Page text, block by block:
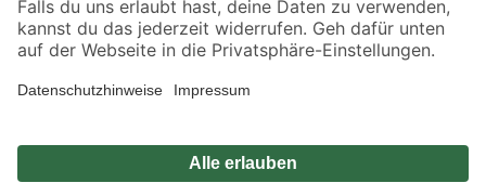
Alle Preisangaben in EUR inkl. gesetzl. MwSt.. Die dargestellten Angebote sind unter
Umständen nicht in allen Märkten verfügbar. Die angegebenen Verfügbarkeiten beziehen
Produkte nur solange der Vorrat reicht.
*Paketversand ab 59 € versandkostenfrei, gilt nicht für Artikel mit Speditionsversand, hier
Privatsphäre Impressum